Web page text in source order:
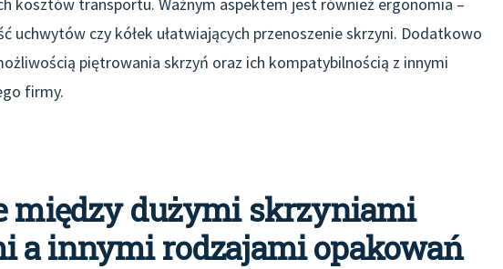
kosztów transportu. Ważnym aspektem jest również ergonomia –
uchwytów czy kółek ułatwiających przenoszenie skrzyni. Dodatkowo
piętrowania skrzyń oraz ich kompatybilnością z innymi
firmy.
między dużymi skrzyniami
a innymi rodzajami opakowań